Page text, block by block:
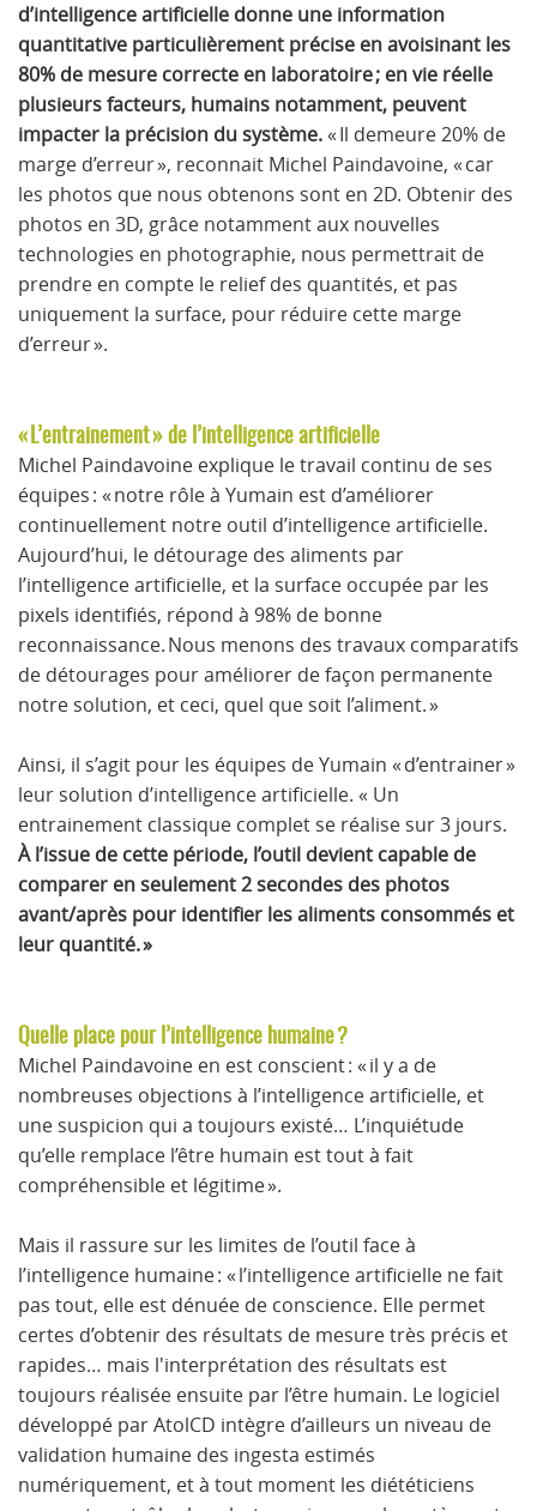
d’intelligence artificielle donne une information
quantitative particulièrement précise en avoisinant les
80% de mesure correcte en laboratoire ; en vie réelle
plusieurs facteurs, humains notamment, peuvent
impacter la précision du système.« Il demeure 20% de
marge d’erreur », reconnait Michel Paindavoine, « car
les photos que nous obtenons sont en 2D. Obtenir des
photos en 3D, grâce notamment aux nouvelles
technologies en photographie, nous permettrait de
prendre en compte le relief des quantités, et pas
uniquement la surface, pour réduire cette marge
d’erreur ».
« L’entrainement » de l’intelligence artificielle
Michel Paindavoine explique le travail continu de ses
équipes : « notre rôle à Yumain est d’améliorer
continuellement notre outil d’intelligence artificielle.
Aujourd’hui, le détourage des aliments par
l’intelligence artificielle, et la surface occupée par les
pixels identifiés, répond à 98% de bonne
reconnaissance. Nous menons des travaux comparatifs
de détourages pour améliorer de façon permanente
notre solution, et ceci, quel que soit l’aliment. »
Ainsi, il s’agit pour les équipes de Yumain « d’entrainer »
leur solution d’intelligence artificielle. « Un
entrainement classique complet se réalise sur 3 jours.
À l’issue de cette période, l’outil devient capable de
comparer en seulement 2 secondes des photos
avant/après pour identifier les aliments consommés et
leur quantité. »
Quelle place pour l’intelligence humaine ?
Michel Paindavoine en est conscient : « il y a de
nombreuses objections à l’intelligence artificielle, et
une suspicion qui a toujours existé… L’inquiétude
qu’elle remplace l’être humain est tout à fait
compréhensible et légitime ».
Mais il rassure sur les limites de l’outil face à
l’intelligence humaine : « l’intelligence artificielle ne fait
pas tout, elle est dénuée de conscience. Elle permet
certes d’obtenir des résultats de mesure très précis et
rapides… mais l'interprétation des résultats est
toujours réalisée ensuite par l’être humain. Le logiciel
développé par AtolCD intègre d’ailleurs un niveau de
validation humaine des ingesta estimés
numériquement, et à tout moment les diététiciens